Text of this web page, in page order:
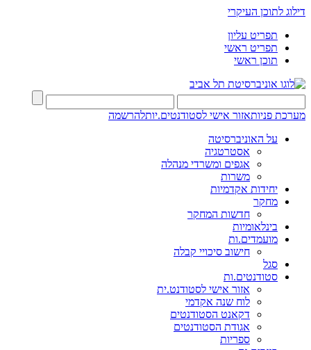
דילוג לתוכן העיקרי
תפריט עליון
תפריט ראשי
תוכן ראשי
מערכת פניותאזור אישי לסטודנטים.יותלהרשמה
על האוניברסיטה
אסטרטגיה
אגפים ומשרדי מנהלה
משרות
יחידות אקדמיות
מחקר
חדשות המחקר
בינלאומיות
מועמדים.ות
חישוב סיכויי קבלה
סגל
סטודנטים.ות
אזור אישי לסטודנט.ית
לוח שנה אקדמי
דקאנט הסטודנטים
אגודת הסטודנטים
ספריות